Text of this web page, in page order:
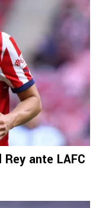
ante LAFC